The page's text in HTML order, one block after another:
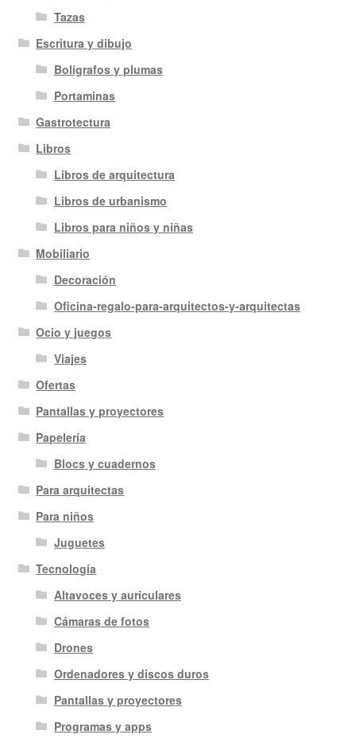
Tazas
Escritura y dibujo
Bolígrafos y plumas
Portaminas
Gastrotectura
Libros
Libros de arquitectura
Libros de urbanismo
Libros para niños y niñas
Mobiliario
Decoración
Oficina-regalo-para-arquitectos-y-arquitectas
Ocio y juegos
Viajes
Ofertas
Pantallas y proyectores
Papelería
Blocs y cuadernos
Para arquitectas
Para niños
Juguetes
Tecnología
Altavoces y auriculares
Cámaras de fotos
Drones
Ordenadores y discos duros
Pantallas y proyectores
Programas y apps